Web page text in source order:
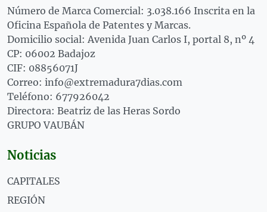
Número de Marca Comercial: 3.038.166 Inscrita en la
Oficina Española de Patentes y Marcas.
Domicilio social: Avenida Juan Carlos I, portal 8, nº 4
CP: 06002 Badajoz
CIF: 08856071J
Correo: info@extremadura7dias.com
Teléfono: 677926042
Directora: Beatriz de las Heras Sordo
GRUPO VAUBÁN
Noticias
CAPITALES
REGIÓN